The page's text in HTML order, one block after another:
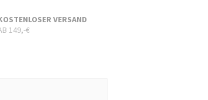
VERSAND
149,-€